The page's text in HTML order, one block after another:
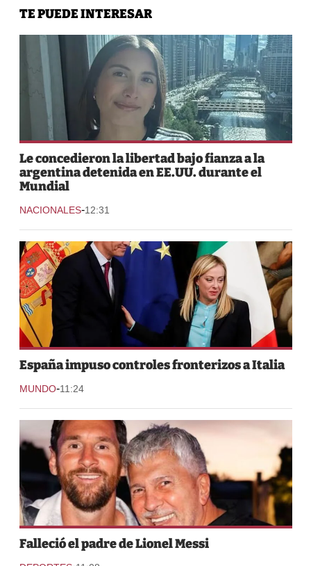
TE PUEDE INTERESAR
Le concedieron la libertad bajo fianza a la
argentina detenida en EE.UU. durante el
Mundial
NACIONALES-12:31
España impuso controles fronterizos a Italia
MUNDO-11:24
Falleció el padre de Lionel Messi